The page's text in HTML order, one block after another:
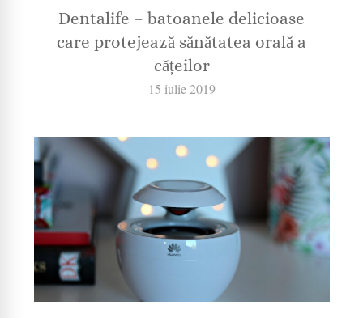
Dentalife – batoanele delicioase
care protejează sănătatea orală a
cățeilor
15 iulie 2019